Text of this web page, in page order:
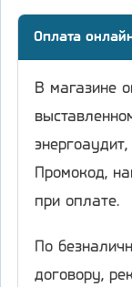
Оплата
В магазине
Промокод,
при оплате.
По
договору,